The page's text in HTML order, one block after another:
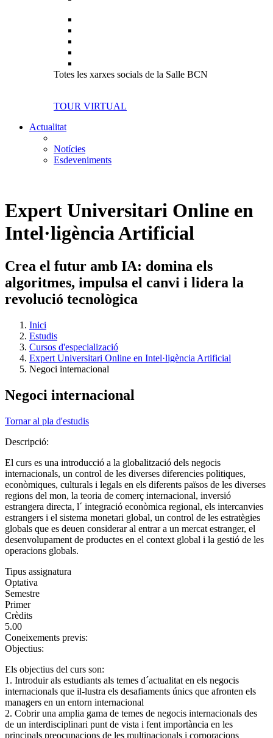
Totes les xarxes socials de la Salle BCN
TOUR VIRTUAL
Actualitat
Notícies
Esdeveniments
Expert Universitari Online en
Intel·ligència Artificial
Crea el futur amb IA: domina els
algoritmes, impulsa el canvi i lidera la
revolució tecnològica
Inici
Estudis
Cursos d'especializació
Expert Universitari Online en Intel·ligència Artificial
Negoci internacional
Negoci internacional
Tornar al pla d'estudis
Descripció:
El curs es una introducció a la globalització dels negocis
internacionals, un control de les diverses diferencies politiques,
econòmiques, culturals i legals en els diferents països de les diverses
regions del mon, la teoria de comerç internacional, inversió
estrangera directa, l´ integració econòmica regional, els intercanvies
estrangers i el sistema monetari global, un control de les estratègies
globals que es deuen considerar al entrar a un mercat estranger, el
desenvolupament de productes en el context global i la gestió de les
operacions globals.
Tipus assignatura
Optativa
Semestre
Primer
Crèdits
5.00
Coneixements previs:
Objectius:
Els objectius del curs son:
1. Introduir als estudiants als temes d´actualitat en els negocis
internacionals que il-lustra els desafiaments únics que afronten els
managers en un entorn internacional
2. Cobrir una amplia gama de temes de negocis internacionals des
de un interdisciplinari punt de vista i fent importància en les
principals preocupacions de les multinacionals i corporacions